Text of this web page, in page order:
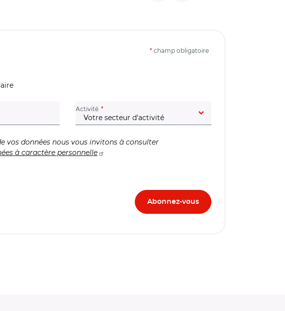
* champ obligatoire
Activité (champ obligatoire)
vos données nous vous invitons à consulter
à caractère personnelle